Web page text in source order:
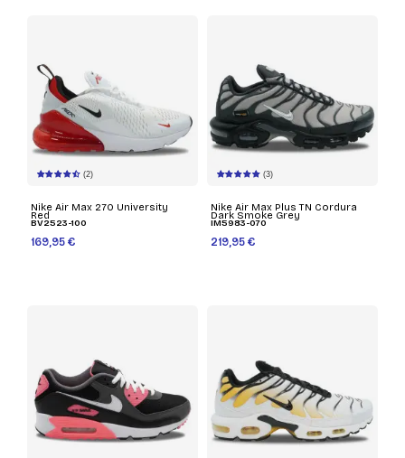
(2)
Nike Air Max 270 University
Red
BV2523-100
169,95 €
(3)
Nike Air Max Plus TN Cordura
Dark Smoke Grey
IM5983-070
219,95 €